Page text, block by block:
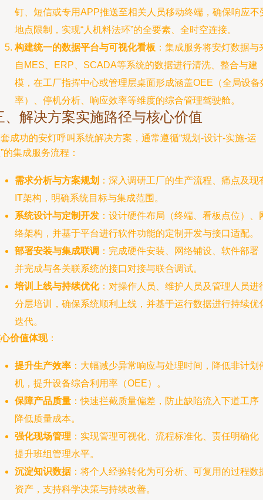
钉、短信或专用APP推送至相关人员移动终端，确保响应不
地点限制，实现“人机料法环”的全要素、全时空连接。
构建统一的数据平台与可视化看板 ：集成服务将安灯数据与
自MES、ERP、SCADA等系统的数据进行清洗、整合与建
模，在工厂指挥中心或管理层桌面形成涵盖OEE（全局设备
率）、停机分析、响应效率等维度的综合管理驾驶舱。
、解决方案实施路径与核心价值
成功的安灯呼叫系统解决方案，通常遵循“规划-设计-实施-运
的集成服务流程：
需求分析与方案规划 ：深入调研工厂的生产流程、痛点及现
IT架构，明确系统目标与集成范围。
系统设计与定制开发 ：设计硬件布局（终端、看板点位）、
络架构，并基于平台进行软件功能的定制开发与接口适配。
部署安装与集成联调 ：完成硬件安装、网络铺设、软件部署
并完成与各关联系统的接口对接与联合调试。
培训上线与持续优化：对操作人员、维护人员及管理人员进
分层培训，确保系统顺利上线，并基于运行数据进行持续优
迭代。
价值体现：
提升生产效率 ：大幅减少异常响应与处理时间，降低非计划
机，提升设备综合利用率（OEE）。
保障产品质量 ：快速拦截质量偏差，防止缺陷流入下道工序
降低质量成本。
强化现场管理 ：实现管理可视化、流程标准化、责任明确化
提升班组管理水平。
沉淀知识数据：将个人经验转化为可分析、可复用的过程数
资产，支持科学决策与持续改善。